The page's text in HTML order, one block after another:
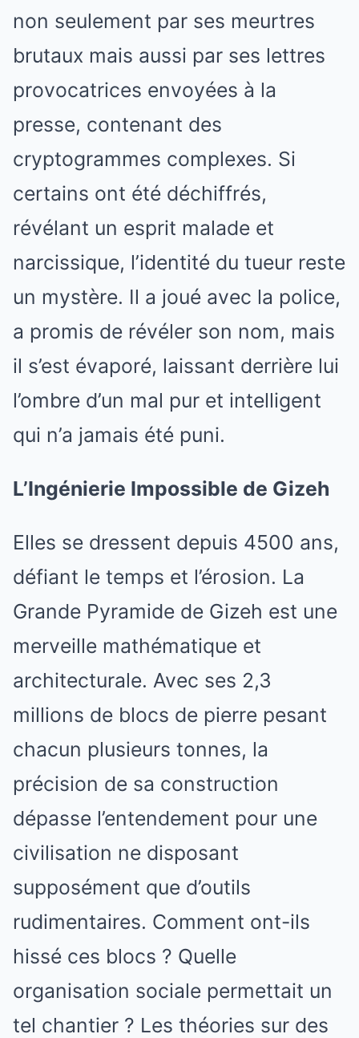
non seulement par ses meurtres
brutaux mais aussi par ses lettres
provocatrices envoyées à la
presse, contenant des
cryptogrammes complexes. Si
certains ont été déchiffrés,
révélant un esprit malade et
narcissique, l’identité du tueur reste
un mystère. Il a joué avec la police,
a promis de révéler son nom, mais
il s’est évaporé, laissant derrière lui
l’ombre d’un mal pur et intelligent
qui n’a jamais été puni.
L’Ingénierie Impossible de Gizeh
Elles se dressent depuis 4500 ans,
défiant le temps et l’érosion. La
Grande Pyramide de Gizeh est une
merveille mathématique et
architecturale. Avec ses 2,3
millions de blocs de pierre pesant
chacun plusieurs tonnes, la
précision de sa construction
dépasse l’entendement pour une
civilisation ne disposant
supposément que d’outils
rudimentaires. Comment ont-ils
hissé ces blocs ? Quelle
organisation sociale permettait un
tel chantier ? Les théories sur des